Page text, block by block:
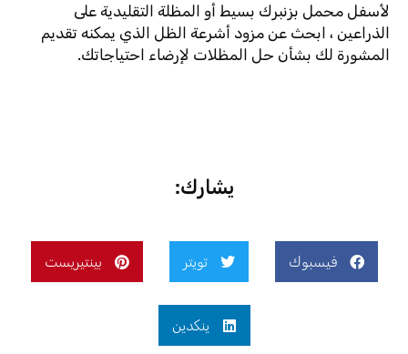
لأسفل محمل بزنبرك بسيط أو المظلة التقليدية على
الذراعين ، ابحث عن مزود أشرعة الظل الذي يمكنه تقديم
المشورة لك بشأن حل المظلات لإرضاء احتياجاتك.
يشارك:
فيسبوك تويتر بينتيريست
ينكدين